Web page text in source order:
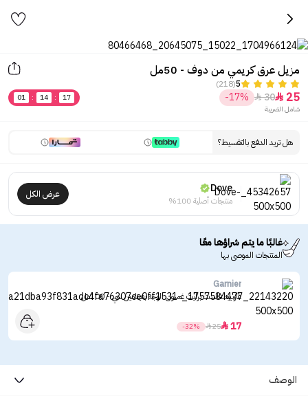
مزيل عرق كريمي من دوف - 50مل
5
(218)
25

30

-17%
01 : 14 :
17
شامل الضريبة
هل تريد الدفع بالتقسيط؟
Dove
منتجات أصلية 100%
عرض الكل
غالبًا ما يتم شراؤها معًا
المنتجات الموصى بها
Garnier
غارنييه فاست برايت غسول الوجه بفيتامين سي - 100مل
17

25

-32%
الوصف